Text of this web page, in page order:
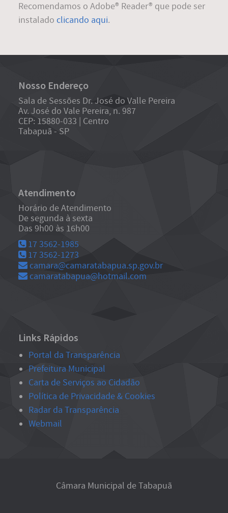
Recomendamos o Adobe® Reader® que pode ser
instaladoclicando aqui.
Nosso Endereço
Sala de Sessões Dr. José do Valle Pereira
Av. José do Vale Pereira, n. 987
CEP: 15880-033 | Centro
Tabapuã - SP
Atendimento
Horário de Atendimento
De segunda à sexta
Das 9h00 às 16h00
17 3562-1985
17 3562-1273
camara@camaratabapua.sp.gov.br
camaratabapua@hotmail.com
Links Rápidos
Portal da Transparência
Prefeitura Municipal
Carta de Serviços ao Cidadão
Política de Privacidade & Cookies
Radar da Transparência
Webmail
Câmara Municipal de Tabapuã